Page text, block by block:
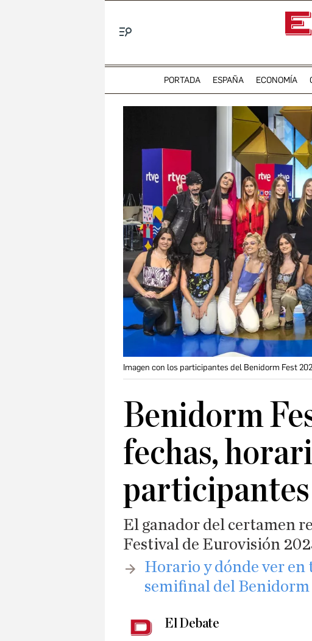
PORTADA ESPAÑA ECONOMÍA
Imagen con los participantes del Benidorm Fest
Benidorm
fechas,
El ganador del certamen
Festival de Eurovisión
​Horario y dónde ver
semifinal del Benidorm
El Debate